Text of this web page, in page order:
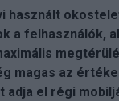
a felhasználók,
magas az
el régi